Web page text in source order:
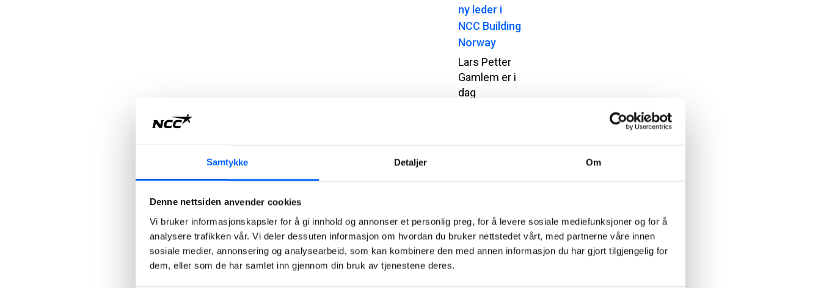
Samtykke Detaljer Om
Denne nettsiden anvender cookies
Vi bruker informasjonskapsler for å gi innhold og annonser et personlig preg, for å levere sosiale mediefunksjoner og for å
analysere trafikken vår. Vi deler dessuten informasjon om hvordan du bruker nettstedet vårt, med partnerne våre innen
sosiale medier, annonsering og analysearbeid, som kan kombinere den med annen informasjon du har gjort tilgjengelig for
dem, eller som de har samlet inn gjennom din bruk av tjenestene deres.
ny leder i
NCC Building
Norway
Lars Petter
Gamlem er i
dag
har hatt siden
utdannet
sivilingeniør,
Master of